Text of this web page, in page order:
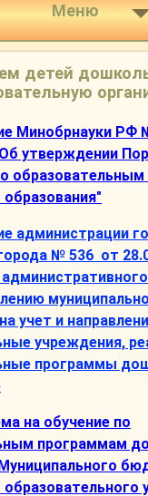
Меню
детей
Минобрнауки РФ
утверждении
администрации
№ 536 от
учет и
учреждения,
программы
на обучение по
программам